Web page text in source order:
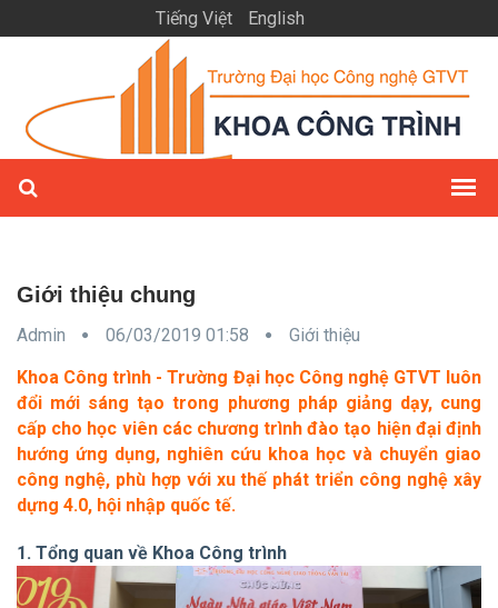
Tiếng Việt English
Giới thiệu chung
Admin 06/03/2019 01:58
Giới thiệu
Khoa Công trình - Trường Đại học Công nghệ GTVT luôn
đổi mới sáng tạo trong phương pháp giảng dạy, cung
cấp cho học viên các chương trình đào tạo hiện đại định
hướng ứng dụng, nghiên cứu khoa học và chuyển giao
công nghệ, phù hợp với xu thế phát triển công nghệ xây
dựng 4.0, hội nhập quốc tế.
1. Tổng quan về Khoa Công trình